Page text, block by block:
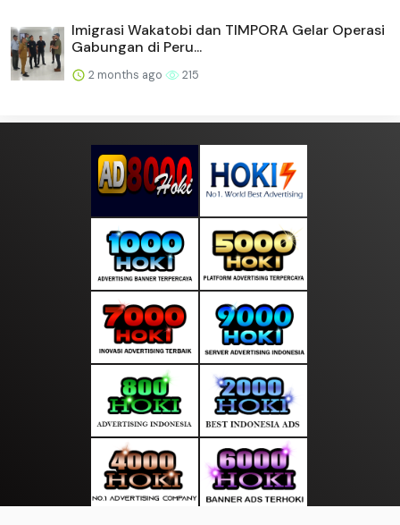
Imigrasi Wakatobi dan TIMPORA Gelar Operasi
Gabungan di Peru...
2 months ago 215